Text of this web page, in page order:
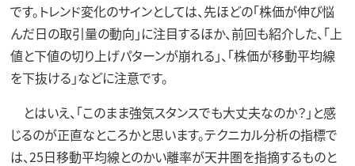
です。トレンド変化のサインとしては、先ほどの「株価が伸び悩
んだ日の取引量の動向」に注目するほか、前回も紹介した、「上
値と下値の切り上げパターンが崩れる」、「株価が移動平均線
を下抜ける」などに注意です。
とはいえ、「このまま強気スタンスでも大丈夫なのか？」と感
じるのが正直なところかと思います。テクニカル分析の指標で
は、25日移動平均線とのかい離率が天井圏を指摘するものと